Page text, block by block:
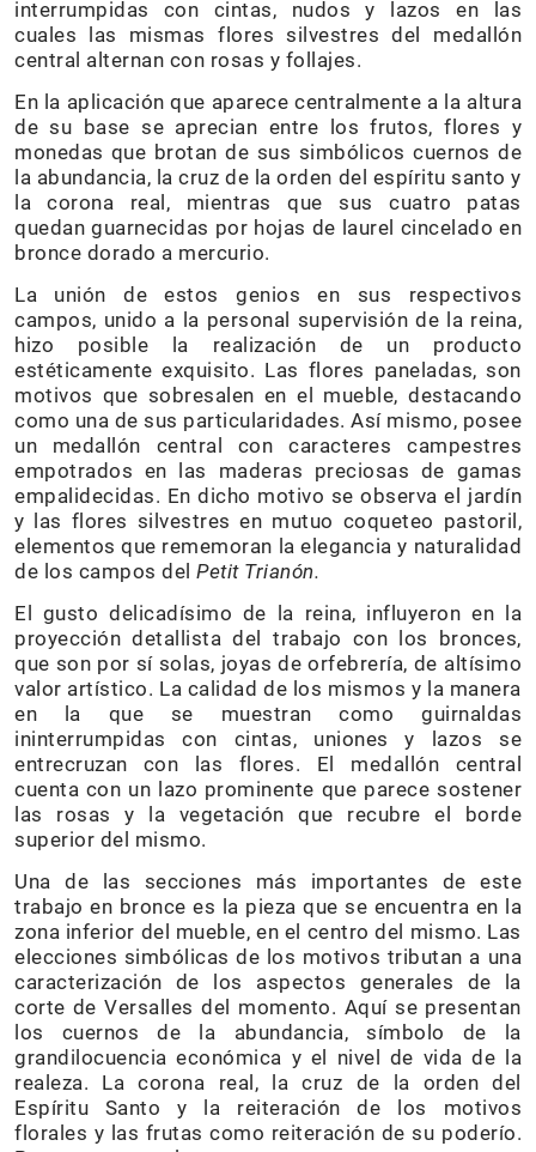
interrumpidas con cintas, nudos y lazos en las
cuales las mismas flores silvestres del medallón
central alternan con rosas y follajes.
En la aplicación que aparece centralmente a la altura
de su base se aprecian entre los frutos, flores y
monedas que brotan de sus simbólicos cuernos de
la abundancia, la cruz de la orden del espíritu santo y
la corona real, mientras que sus cuatro patas
quedan guarnecidas por hojas de laurel cincelado en
bronce dorado a mercurio.
La unión de estos genios en sus respectivos
campos, unido a la personal supervisión de la reina,
hizo posible la realización de un producto
estéticamente exquisito. Las flores paneladas, son
motivos que sobresalen en el mueble, destacando
como una de sus particularidades. Así mismo, posee
un medallón central con caracteres campestres
empotrados en las maderas preciosas de gamas
empalidecidas. En dicho motivo se observa el jardín
y las flores silvestres en mutuo coqueteo pastoril,
elementos que rememoran la elegancia y naturalidad
de los campos del Petit Trianón.
El gusto delicadísimo de la reina, influyeron en la
proyección detallista del trabajo con los bronces,
que son por sí solas, joyas de orfebrería, de altísimo
valor artístico. La calidad de los mismos y la manera
en la que se muestran como guirnaldas
ininterrumpidas con cintas, uniones y lazos se
entrecruzan con las flores. El medallón central
cuenta con un lazo prominente que parece sostener
las rosas y la vegetación que recubre el borde
superior del mismo.
Una de las secciones más importantes de este
trabajo en bronce es la pieza que se encuentra en la
zona inferior del mueble, en el centro del mismo. Las
elecciones simbólicas de los motivos tributan a una
caracterización de los aspectos generales de la
corte de Versalles del momento. Aquí se presentan
los cuernos de la abundancia, símbolo de la
grandilocuencia económica y el nivel de vida de la
realeza. La corona real, la cruz de la orden del
Espíritu Santo y la reiteración de los motivos
florales y las frutas como reiteración de su poderío.